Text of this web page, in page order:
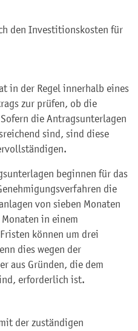
den Investitionskosten für
in der Regel innerhalb eines
zur prüfen, ob die
die Antragsunterlagen
sind, sind diese
beginnen für das
die
von sieben Monaten
in einem
können um drei
dies wegen der
aus Gründen, die dem
erforderlich ist.
der zuständigen